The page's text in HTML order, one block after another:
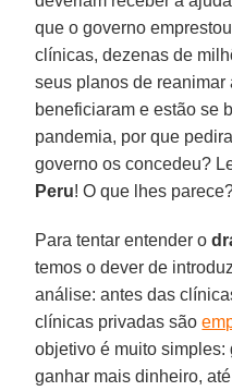
que o governo
clínicas, dezenas de
seus planos de
beneficiaram e estão se
pandemia, por que
governo os concedeu?
Peru! O que lhes
Para tentar entender o
temos o dever de
análise: antes das
clínicas privadas são
objetivo é muito
ganhar mais dinheiro,